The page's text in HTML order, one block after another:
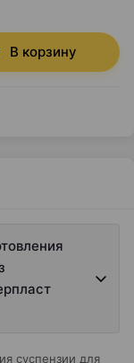
В корзину
суспензии для